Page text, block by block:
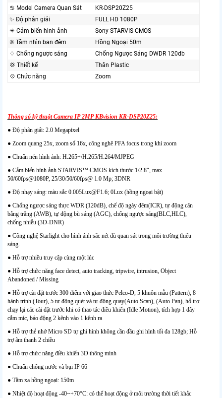
♋ Model Camera Quan Sát
KR-DSP20Z25
✨ Độ phân giải
FULL HD 1080P
✴️ Cảm biến hình ảnh
Sony STARVIS CMOS
❈ Tầm nhìn ban đêm
Hồng Ngoại 50m
♢ Chống ngược sáng
Chống Ngược Sáng DWDR 120db
💢 Thiết kế
Thân Plastic
💠 Chức năng
Zoom
Thông số kỹ thuật Camera IP 2MP KBvision KR-DSP20Z25:
● Độ phân giải: 2.0 Megapixel
● Zoom quang 25x, zoom số 16x, công nghê PFA focus trong khi zoom
● Chuẩn nén hình ảnh: H.265+/H.265/H.264/MJPEG
● Cảm biến hình ảnh STARVIS™ CMOS kích thước 1/2.8″, max
50/60fps@1080P, 25/30/50/60fps@ 1.0 Mp; 3DNR
● Độ nhạy sáng: màu sắc 0.005Lux@F1.6; 0Lux (hồng ngoại bật)
● Chống ngược sáng thực WDR (120dB), chế độ ngày đêm(ICR), tự động cân
bằng trắng (AWB), tự động bù sáng (AGC), chống ngược sáng(BLC,HLC),
chống nhiễu (3D-DNR)
● Công nghệ Starlight cho hình ảnh sắc nét dù quan sát trong môi trường thiếu
sáng.
● Hỗ trợ nhiều truy cập cùng một lúc
● Hỗ trợ chức năng face detect, auto tracking, tripwire, intrusion, Object
Abandoned / Missing
● Hỗ trợ cài đặt trước 300 điểm với giao thức Pelco-D, 5 khuôn mẫu (Pattern), 8
hành trình (Tour), 5 tự động quét và tự động quay(Auto Scan), (Auto Pan), hỗ trợ
chạy lại các cài đặt trước khi có thao tác điều khiển (Idle Motion), tích hợp 1 dây
cắm míc, báo động 2 kênh vào 1 kênh ra
● Hỗ trợ thẻ nhớ Micro SD tự ghi hình không cần đầu ghi hình tối đa 128gb; Hỗ
trợ âm thanh 2 chiều
● Hỗ trợ chức năng điều khiển 3D thông minh
● Chuẩn chống nước và bụi IP 66
● Tầm xa hồng ngoại: 150m
● Nhiệt độ hoạt động -40~+70°C: có thể hoạt động ở môi trường thời tiết khắc